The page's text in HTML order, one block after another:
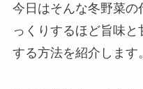
今日はそんな冬野菜
っくりするほど旨味
する方法を紹介します。